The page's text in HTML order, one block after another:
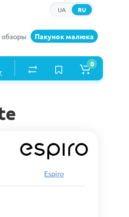
RU
UA
обзоры Пакунок малюка
0
Espiro